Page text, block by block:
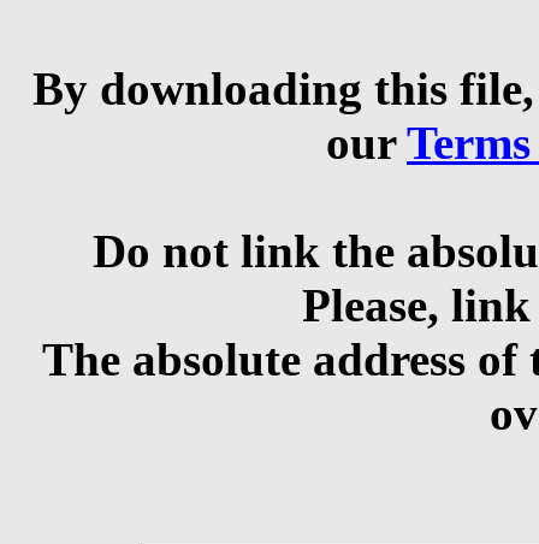
By downloading this
our
Do not link the
Please,
The absolute address